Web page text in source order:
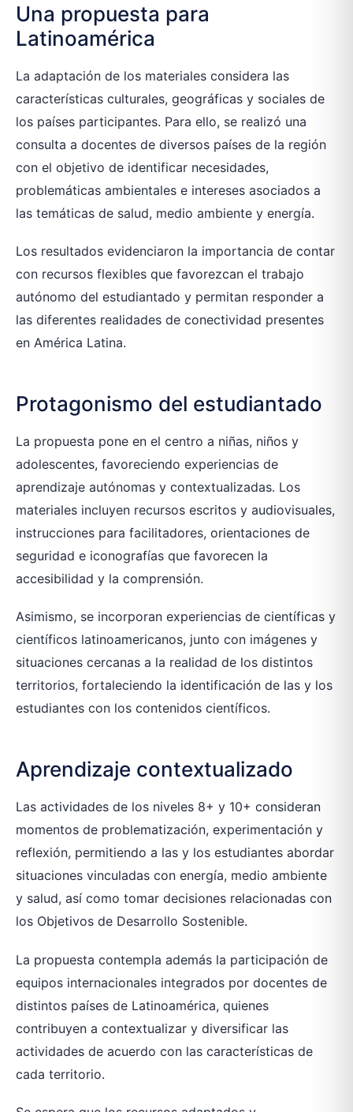
Una propuesta para
Latinoamérica
La adaptación de los materiales considera las
características culturales, geográficas y sociales de
los países participantes. Para ello, se realizó una
consulta a docentes de diversos países de la región
con el objetivo de identificar necesidades,
problemáticas ambientales e intereses asociados a
las temáticas de salud, medio ambiente y energía.
Los resultados evidenciaron la importancia de contar
con recursos flexibles que favorezcan el trabajo
autónomo del estudiantado y permitan responder a
las diferentes realidades de conectividad presentes
en América Latina.
Protagonismo del estudiantado
La propuesta pone en el centro a niñas, niños y
adolescentes, favoreciendo experiencias de
aprendizaje autónomas y contextualizadas. Los
materiales incluyen recursos escritos y audiovisuales,
instrucciones para facilitadores, orientaciones de
seguridad e iconografías que favorecen la
accesibilidad y la comprensión.
Asimismo, se incorporan experiencias de científicas y
científicos latinoamericanos, junto con imágenes y
situaciones cercanas a la realidad de los distintos
territorios, fortaleciendo la identificación de las y los
estudiantes con los contenidos científicos.
Aprendizaje contextualizado
Las actividades de los niveles 8+ y 10+ consideran
momentos de problematización, experimentación y
reflexión, permitiendo a las y los estudiantes abordar
situaciones vinculadas con energía, medio ambiente
y salud, así como tomar decisiones relacionadas con
los Objetivos de Desarrollo Sostenible.
La propuesta contempla además la participación de
equipos internacionales integrados por docentes de
distintos países de Latinoamérica, quienes
contribuyen a contextualizar y diversificar las
actividades de acuerdo con las características de
cada territorio.